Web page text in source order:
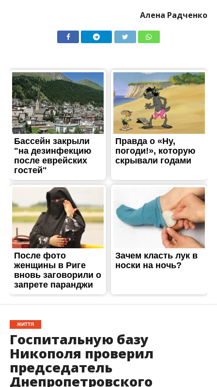
Алена Радченко
ЖИТТЯ
Госпитальную базу
Никополя проверил
председатель
Днепропетровского